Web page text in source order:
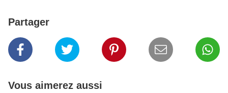
Partager
Vous aimerez aussi